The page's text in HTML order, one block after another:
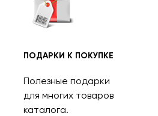
ПОДАРКИ К ПОКУПКЕ
Полезные подарки
для многих товаров
каталога.